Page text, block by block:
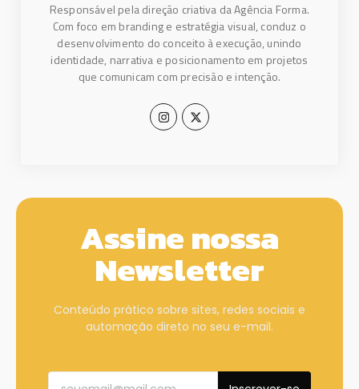
Responsável pela direção criativa da Agência Forma.
Com foco em branding e estratégia visual, conduz o
desenvolvimento do conceito à execução, unindo
identidade, narrativa e posicionamento em projetos
que comunicam com precisão e intenção.
Assine nossa
Newsletter
Conteúdo prático sobre sites, redes sociais e
automação direto no seu e-mail.